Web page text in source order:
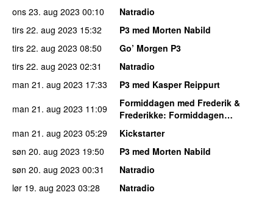
ons 23. aug 2023 00:10
Natradio
tirs 22. aug 2023 15:32
P3 med Morten Nabild
tirs 22. aug 2023 08:50
Go’ Morgen P3
tirs 22. aug 2023 02:31
Natradio
man 21. aug 2023 17:33
P3 med Kasper Reippurt
man 21. aug 2023 11:09
Formiddagen med Frederik &
Frederikke: Formiddagen…
man 21. aug 2023 05:29
Kickstarter
søn 20. aug 2023 19:50
P3 med Morten Nabild
søn 20. aug 2023 00:31
Natradio
lør 19. aug 2023 03:28
Natradio